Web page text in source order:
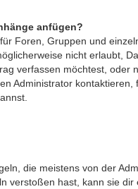
anfügen?
Foren, Gruppen und
nicht erlaubt,
verfassen möchtest, oder
Administrator
die meistens von der
verstoßen hast, kann sie dir